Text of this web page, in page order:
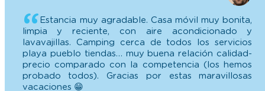
playa pueblo tiendas… muy buena relación calidad-
precio comparado con la competencia (los hemos
probado todos). Gracias por estas maravillosas
vacaciones 😁
★★ ★★★
★★ ★★★ 5/5 Vanessa L. – Août 2024